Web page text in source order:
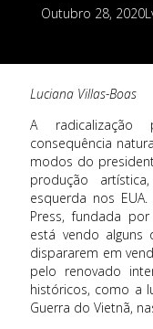
Outubro 28, 2020
Luciana Villas-Boas
A radicalização
consequência
modos do
produção
esquerda nos
Press, fundada
está vendo
dispararem em
pelo renovado
históricos, como a
Guerra do Vietnã,